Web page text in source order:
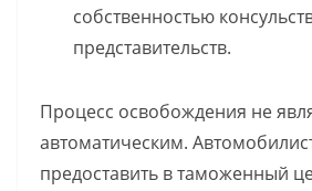
собственностью
представительств.
Процесс освобождения не
автоматическим.
предоставить в таможенный